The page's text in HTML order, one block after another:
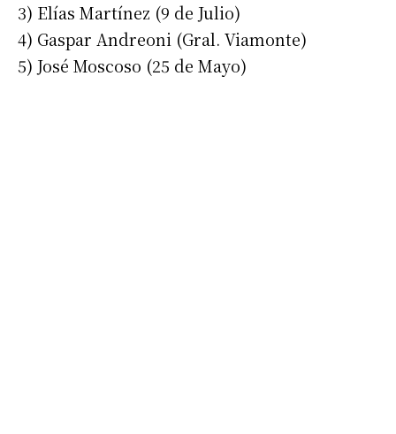
3) Elías Martínez (9 de Julio)
4) Gaspar Andreoni (Gral. Viamonte)
5) José Moscoso (25 de Mayo)